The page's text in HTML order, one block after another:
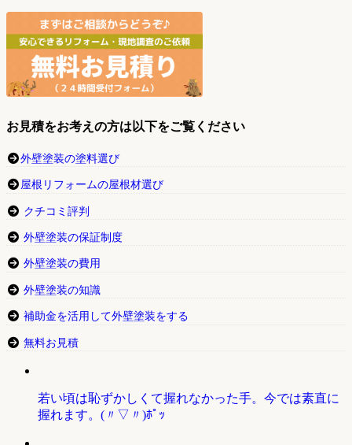
お見積をお考えの方は以下をご覧ください
外壁塗装の塗料選び
屋根リフォームの屋根材選び
クチコミ評判
外壁塗装の保証制度
外壁塗装の費用
外壁塗装の知識
補助金を活用して外壁塗装をする
無料お見積
若い頃は恥ずかしくて握れなかった手。今では素直に
握れます。(〃▽〃)ﾎﾟｯ